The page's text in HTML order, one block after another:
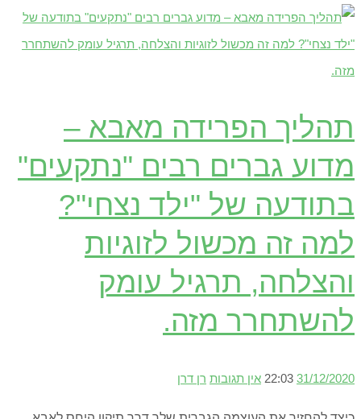
תהליך הפרידה מאבא –
מדוע גברים רבים "נתקעים"
בתודעה של "ילד נצחי"?
למה זה מכשול לזוגיות
והצלחה, תרגיל עומק
להשתחרר מזה.
31/12/2020
22:03 אין תגובות רן דרן